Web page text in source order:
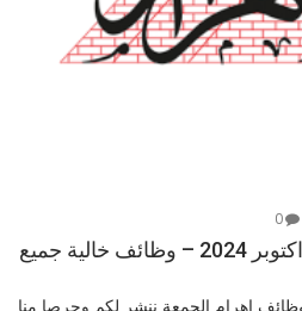
0
وظائف اهرام الجمعة 18 اكتوبر 2024 – وظائف خالية جميع
وظائف اهرام الجمعة ننشر لكم وحرصا منا